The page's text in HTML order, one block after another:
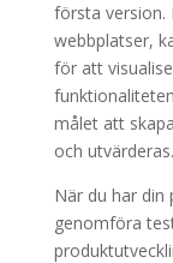
första version.
webbplatser,
för att
målet att
och utvärderas.
När du har
genomföra